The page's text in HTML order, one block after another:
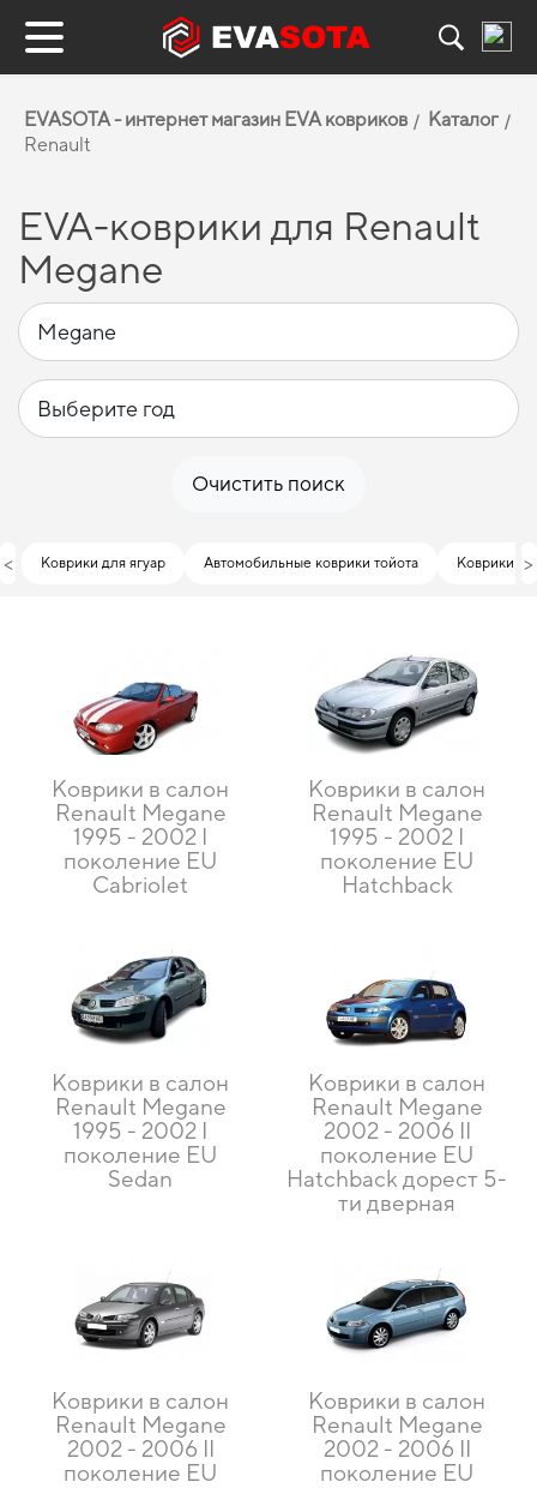
EVASOTA - интернет магазин EVA ковриков
Каталог
Renault
EVA-коврики для Renault
Megane
Очистить поиск
< Коврики для ягуар Автомобильные коврики тойота Коврики >
Коврики в салон
Renault Megane
1995 - 2002 I
поколение EU
Cabriolet
Коврики в салон
Renault Megane
1995 - 2002 I
поколение EU
Hatchback
Коврики в салон
Renault Megane
1995 - 2002 I
поколение EU
Sedan
Коврики в салон
Renault Megane
2002 - 2006 II
поколение EU
Hatchback дорест 5-
ти дверная
Коврики в салон
Renault Megane
2002 - 2006 II
поколение EU
Коврики в салон
Renault Megane
2002 - 2006 II
поколение EU